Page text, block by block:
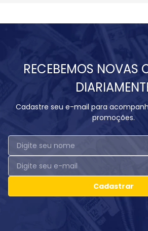
RECEBEMOS NOVAS
Cadastre seu e-mail para
promoções.
Cadastrar